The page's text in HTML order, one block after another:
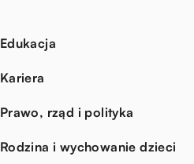
Edukacja
Kariera
Prawo, rząd i polityka
Rodzina i wychowanie dzieci